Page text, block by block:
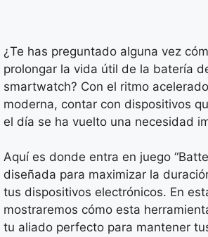
¿Te has preguntado alguna vez
prolongar la vida útil de la batería
smartwatch? Con el ritmo
moderna, contar con dispositivos
el día se ha vuelto una necesidad
Aquí es donde entra en juego
diseñada para maximizar la
tus dispositivos electrónicos. En
mostraremos cómo esta
tu aliado perfecto para mantener